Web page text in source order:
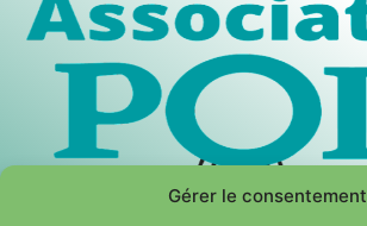
Gérer le consentement